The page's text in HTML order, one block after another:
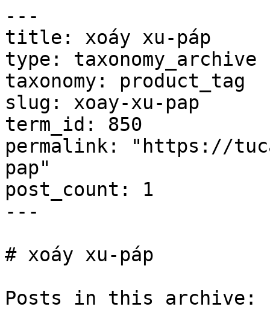
---
title: xoáy xu-páp
type: taxonomy_archive
taxonomy: product_tag
slug: xoay-xu-pap
term_id: 850
permalink: "https://
pap"
post_count: 1
---
# xoáy xu-páp
Posts in this archive: